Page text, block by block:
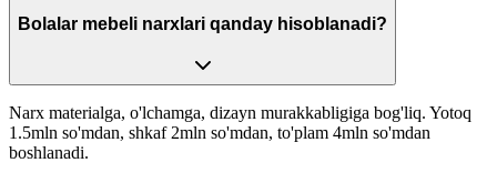
Bolalar mebeli narxlari qanday hisoblanadi?
Narx materialga, o'lchamga, dizayn murakkabligiga bog'liq. Yotoq
1.5mln so'mdan, shkaf 2mln so'mdan, to'plam 4mln so'mdan
boshlanadi.